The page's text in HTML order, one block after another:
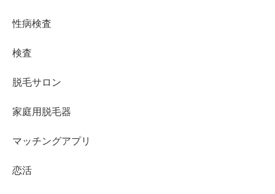
性病検査
検査
脱毛サロン
家庭用脱毛器
マッチングアプリ
恋活